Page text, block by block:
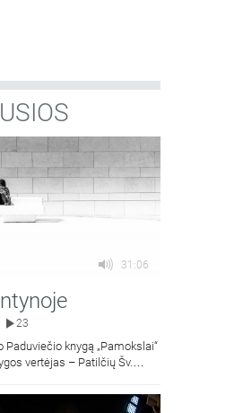
31:06
23
Paduviečio knygą „Pamokslai“
vertėjas – Patilčių Šv.
dr. Algirdas Petras